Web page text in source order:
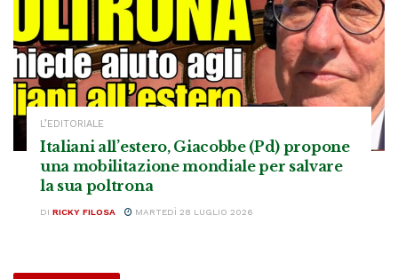
L’EDITORIALE
Italiani all’estero, Giacobbe (Pd) propone
una mobilitazione mondiale per salvare
la sua poltrona
DI RICKY FILOSA MARTEDÌ 28 LUGLIO 2026